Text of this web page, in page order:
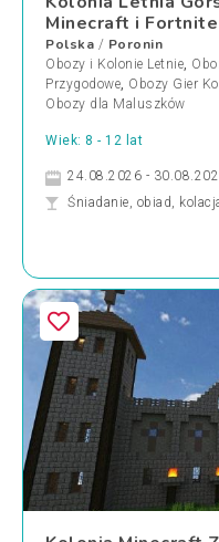
Minecraft i
Polska / Poronin
Obozy i Kolonie Letnie,
Przygodowe, Obozy Gier
Obozy dla Maluszków
Wiek: 8 - 12 lat
24.08.2026 -
Śniadanie, obiad,